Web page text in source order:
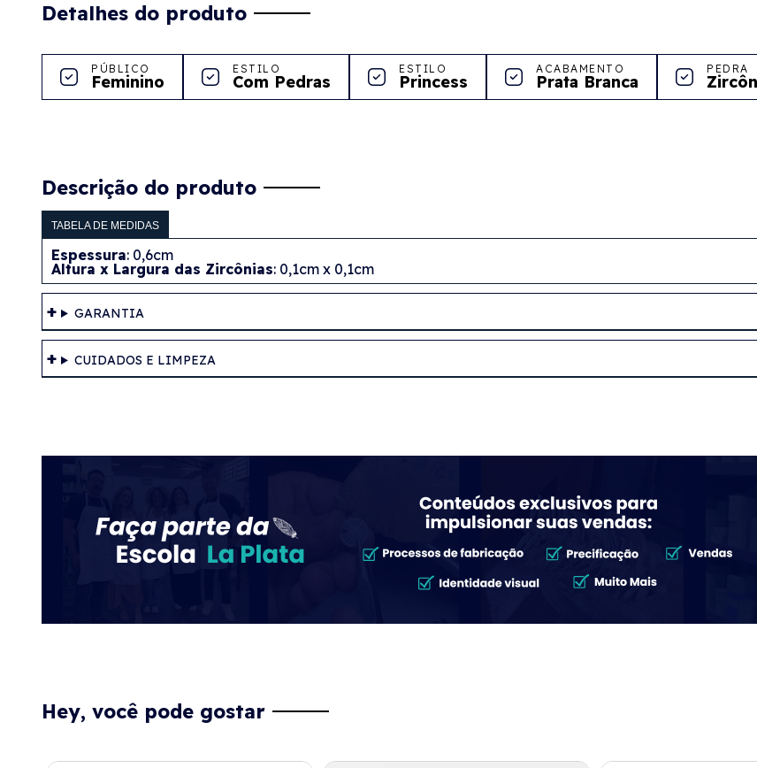
Detalhes do produto
PÚBLICO
Feminino
ESTILO
Com Pedras
ESTILO
Princess
ACABAMENTO
Prata Branca
PEDRA
Descrição do produto
TABELA DE MEDIDAS
Espessura: 0,6cm
Altura x Largura das Zircônias: 0,1cm x 0,1cm
GARANTIA
CUIDADOS E LIMPEZA
Hey, você pode gostar